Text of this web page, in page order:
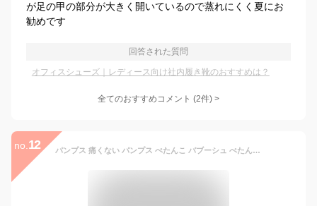
が足の甲の部分が大きく開いているので蒸れにくく夏にお
勧めです
回答された質問
オフィスシューズ｜レディース向け社内履き靴のおすすめは？
全てのおすすめコメント (2件) >
no. 12 パンプス 痛くない パンプス ぺたんこ バブーシュ ぺたんこ パンプス フラットパンプス 黒 レディース 靴 パンプス ローヒール パンプス ブラック 黒 バレエシューズ パンプス シューズ 歩きやすい ペタンコ 滑り止め ヒール1.5CM